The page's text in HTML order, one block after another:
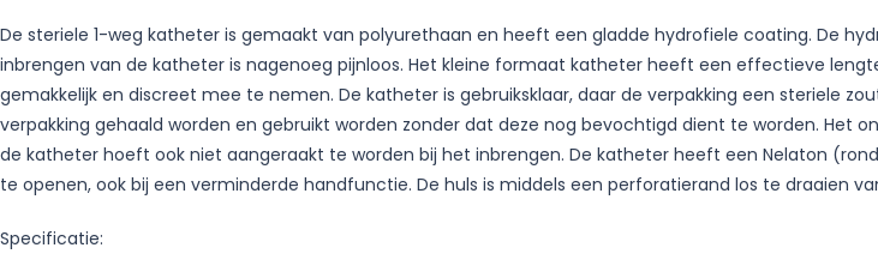
De steriele 1-weg katheter is gemaakt van polyurethaan en heeft een gladde hydrofiele coating. De
inbrengen van de katheter is nagenoeg pijnloos. Het kleine formaat katheter heeft een effectieve
gemakkelijk en discreet mee te nemen. De katheter is gebruiksklaar, daar de verpakking een steriele
verpakking gehaald worden en gebruikt worden zonder dat deze nog bevochtigd dient te worden.
de katheter hoeft ook niet aangeraakt te worden bij het inbrengen. De katheter heeft een Nelaton
te openen, ook bij een verminderde handfunctie. De huls is middels een perforatierand los te draaien
Specificatie: